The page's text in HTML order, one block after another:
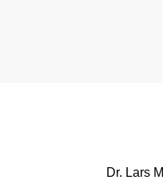
Dr. Lars